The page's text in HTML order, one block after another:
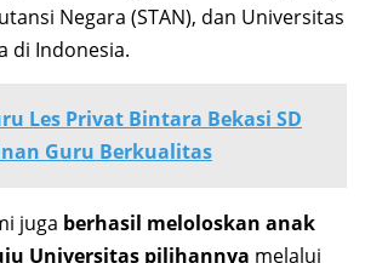
Negara (STAN), dan Universitas
di Indonesia.
Les Privat Bintara Bekasi SD
Guru Berkualitas
juga berhasil meloloskan anak
Universitas pilihannya melalui